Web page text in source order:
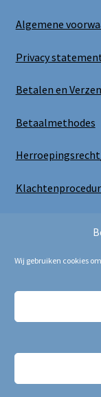
Wij gebruiken cookies
Algemene
Privacy
Betalen en
Betaalmethodes
Copyright Bij
Zoeken
Zoeken